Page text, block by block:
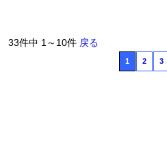
33件中 1～10件 戻る
1 2 3